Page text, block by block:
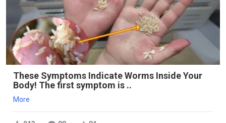
These Symptoms Indicate Worms Inside Your
Body! The first symptom is ..
More